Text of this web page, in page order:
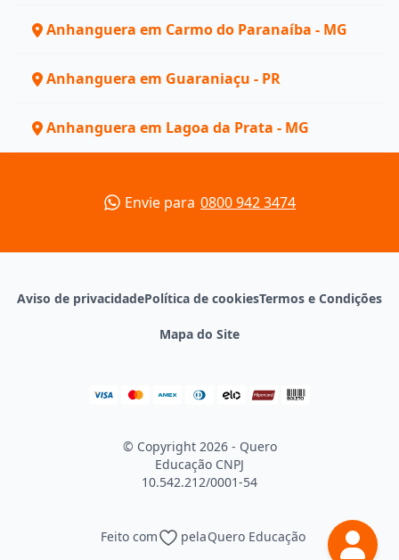
Continuar
Anhanguera em Carmo do Paranaíba - MG
Anhanguera em Guaraniaçu - PR
Anhanguera em Lagoa da Prata - MG
Envie para 0800 942 3474
Aviso de privacidadePolítica de cookiesTermos e Condições
Mapa do Site
© Copyright 2026 - Quero
Educação CNPJ
10.542.212/0001-54
Feito com pelaQuero Educação